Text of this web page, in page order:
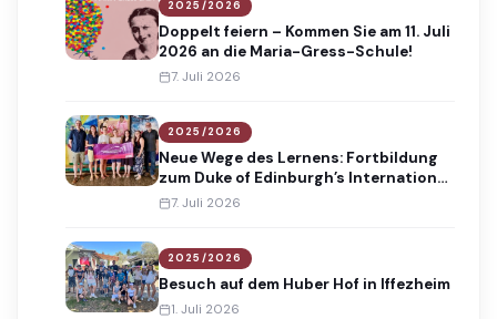
2025/2026
Doppelt feiern – Kommen Sie am 11. Juli
2026 an die Maria-Gress-Schule!
7. Juli 2026
2025/2026
Neue Wege des Lernens: Fortbildung
zum Duke of Edinburgh’s International
Award
7. Juli 2026
2025/2026
Besuch auf dem Huber Hof in Iffezheim
1. Juli 2026